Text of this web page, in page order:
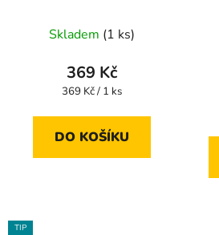
Skladem (1 ks)
369 Kč
Měrná
369 Kč / 1 ks
DO KOŠÍKU
TIP